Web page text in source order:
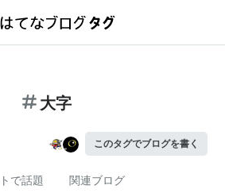
大字
このタグでブログを書く
で話題 関連ブログ